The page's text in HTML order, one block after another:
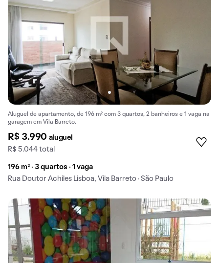
Aluguel de apartamento, de 196 m² com 3 quartos, 2 banheiros e 1 vaga na
garagem em Vila Barreto.
R$ 3.990 aluguel
R$ 5.044 total
196 m² · 3 quartos · 1 vaga
Rua Doutor Achiles Lisboa, Vila Barreto · São Paulo